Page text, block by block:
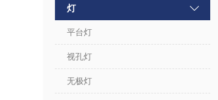
灯
平台灯
视孔灯
无极灯